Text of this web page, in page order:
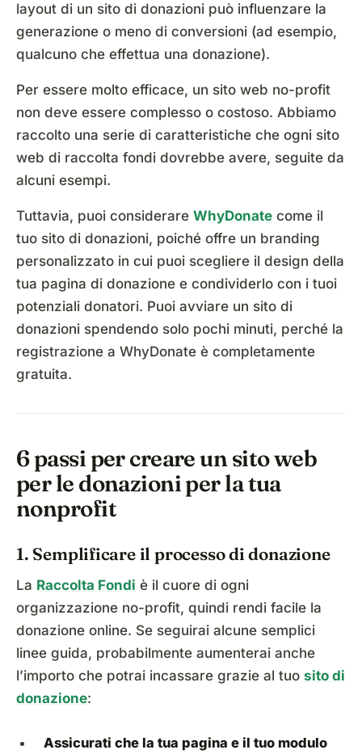
layout di un sito di donazioni può influenzare la
generazione o meno di conversioni (ad esempio,
qualcuno che effettua una donazione).
Per essere molto efficace, un sito web no-profit
non deve essere complesso o costoso. Abbiamo
raccolto una serie di caratteristiche che ogni sito
web di raccolta fondi dovrebbe avere, seguite da
alcuni esempi.
Tuttavia, puoi considerare WhyDonate come il
tuo sito di donazioni, poiché offre un branding
personalizzato in cui puoi scegliere il design della
tua pagina di donazione e condividerlo con i tuoi
potenziali donatori. Puoi avviare un sito di
donazioni spendendo solo pochi minuti, perché la
registrazione a WhyDonate è completamente
gratuita.
6 passi per creare un sito web
per le donazioni per la tua
nonprofit
1. Semplificare il processo di donazione
La Raccolta Fondi è il cuore di ogni
organizzazione no-profit, quindi rendi facile la
donazione online. Se seguirai alcune semplici
linee guida, probabilmente aumenterai anche
l’importo che potrai incassare grazie al tuo sito di
donazione:
Assicurati che la tua pagina e il tuo modulo